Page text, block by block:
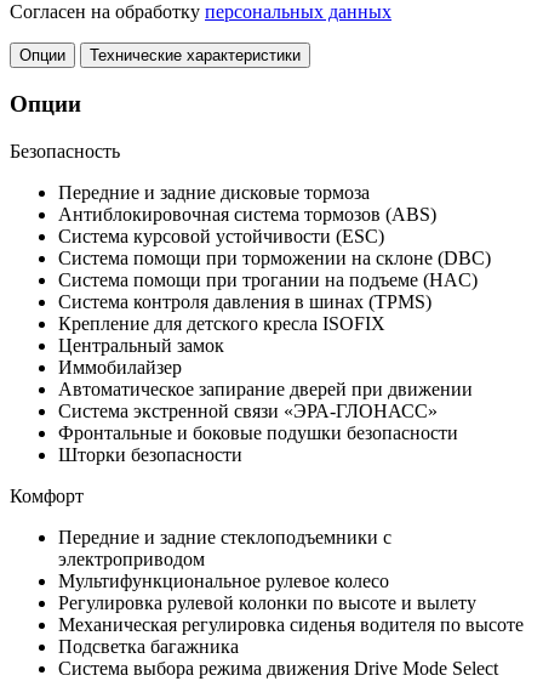
Согласен на обработку персональных данных
Опции Технические характеристики
Опции
Безопасность
Передние и задние дисковые тормоза
Антиблокировочная система тормозов (ABS)
Система курсовой устойчивости (ESC)
Система помощи при торможении на склоне (DBC)
Система помощи при трогании на подъеме (HAC)
Система контроля давления в шинах (TPMS)
Крепление для детского кресла ISOFIX
Центральный замок
Иммобилайзер
Автоматическое запирание дверей при движении
Система экстренной связи «ЭРА-ГЛОНАСС»
Фронтальные и боковые подушки безопасности
Шторки безопасности
Комфорт
Передние и задние стеклоподъемники с
электроприводом
Мультифункциональное рулевое колесо
Регулировка рулевой колонки по высоте и вылету
Механическая регулировка сиденья водителя по высоте
Подсветка багажника
Система выбора режима движения Drive Mode Select